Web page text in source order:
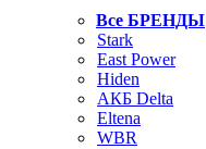
Все БРЕНДЫ
Stark
East Power
Hiden
АКБ Delta
Eltena
WBR